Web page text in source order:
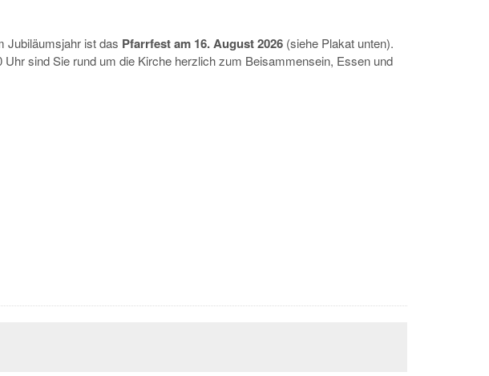
Jubiläumsjahr ist das Pfarrfest am 16. August 2026 (siehe Plakat unten).
sind Sie rund um die Kirche herzlich zum Beisammensein, Essen und